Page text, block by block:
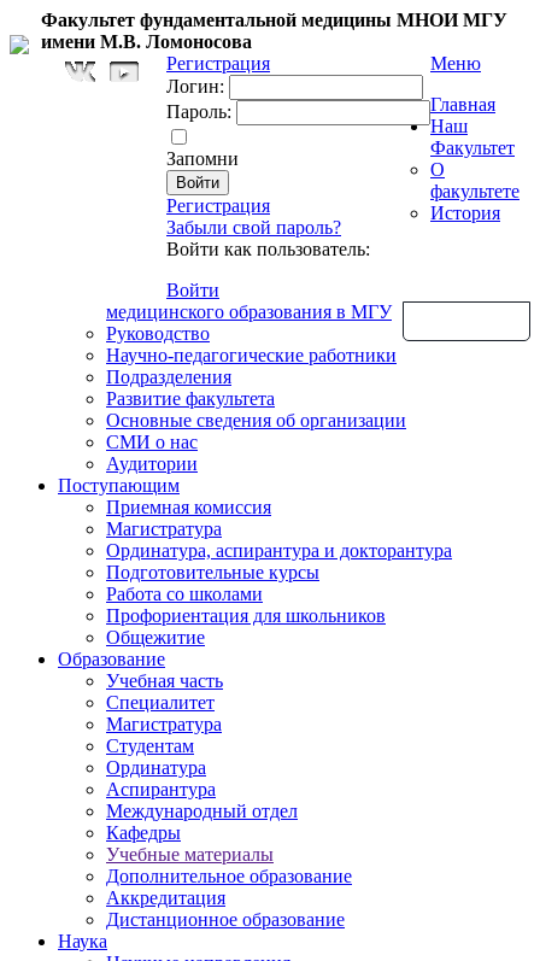
Факультет фундаментальной медицины МНОИ МГУ
имени М.В. Ломоносова
Регистрация
Логин:
Пароль:
Запомни
Регистрация
Забыли свой пароль?
Войти как пользователь:
Войти
Меню
Главная
Наш
Факультет
О
факультете
История
медицинского образования в МГУ
Руководство
Научно-педагогические работники
Подразделения
Развитие факультета
Основные сведения об организации
СМИ о нас
Аудитории
Поступающим
Приемная комиссия
Магистратура
Ординатура, аспирантура и докторантура
Подготовительные курсы
Работа со школами
Профориентация для школьников
Общежитие
Образование
Учебная часть
Специалитет
Магистратура
Студентам
Ординатура
Аспирантура
Международный отдел
Кафедры
Учебные материалы
Дополнительное образование
Аккредитация
Дистанционное образование
Наука